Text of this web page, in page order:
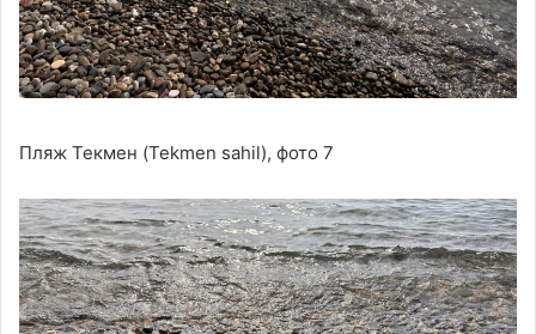
Пляж Текмен (Tekmen sahil), фото 7